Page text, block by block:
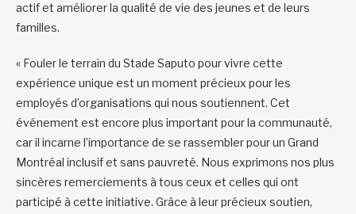
actif et améliorer la qualité de vie des jeunes et de leurs
familles.
« Fouler le terrain du Stade Saputo pour vivre cette
expérience unique est un moment précieux pour les
employés d’organisations qui nous soutiennent. Cet
événement est encore plus important pour la communauté,
car il incarne l’importance de se rassembler pour un Grand
Montréal inclusif et sans pauvreté. Nous exprimons nos plus
sincères remerciements à tous ceux et celles qui ont
participé à cette initiative. Grâce à leur précieux soutien,